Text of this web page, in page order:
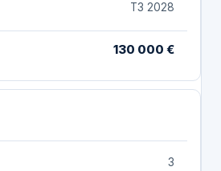
T3 2028
130 000 €
3